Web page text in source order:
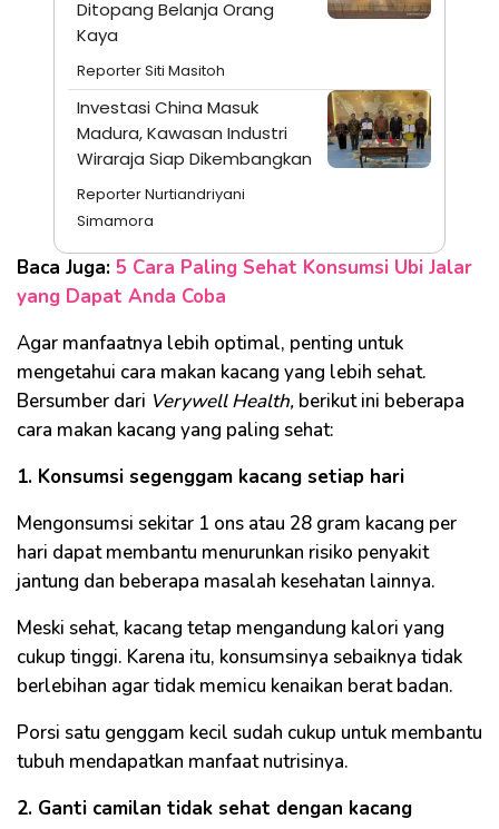
Ditopang Belanja Orang
Kaya
Reporter Siti Masitoh
Investasi China Masuk
Madura, Kawasan Industri
Wiraraja Siap Dikembangkan
Reporter Nurtiandriyani
Simamora
Baca Juga: 5 Cara Paling Sehat Konsumsi Ubi Jalar
yang Dapat Anda Coba
Agar manfaatnya lebih optimal, penting untuk
mengetahui cara makan kacang yang lebih sehat.
Bersumber dari Verywell Health, berikut ini beberapa
cara makan kacang yang paling sehat:
1. Konsumsi segenggam kacang setiap hari
Mengonsumsi sekitar 1 ons atau 28 gram kacang per
hari dapat membantu menurunkan risiko penyakit
jantung dan beberapa masalah kesehatan lainnya.
Meski sehat, kacang tetap mengandung kalori yang
cukup tinggi. Karena itu, konsumsinya sebaiknya tidak
berlebihan agar tidak memicu kenaikan berat badan.
Porsi satu genggam kecil sudah cukup untuk membantu
tubuh mendapatkan manfaat nutrisinya.
2. Ganti camilan tidak sehat dengan kacang